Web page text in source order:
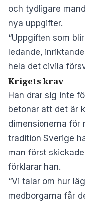
och tydligare
nya uppgifter.
“Uppgiften som
ledande,
hela det civila
Krigets krav
Han drar sig inte
betonar att det är
dimensionerna för
tradition Sverige
man först
förklarar han.
“Vi talar om hur
medborgarna får